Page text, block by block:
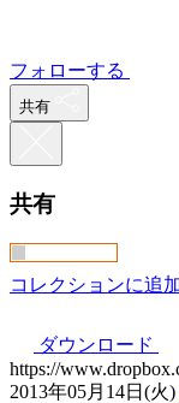
フォローする
共有
共有
コレクションに追
ダウンロード
https://
2013年05月14日(火)